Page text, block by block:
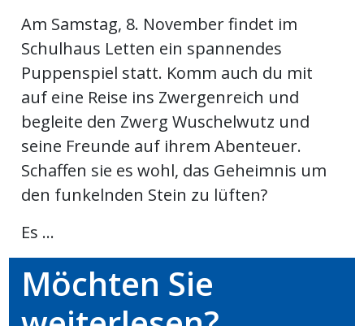
Am Samstag, 8. November findet im
Schulhaus Letten ein spannendes
Puppenspiel statt. Komm auch du mit
auf eine Reise ins Zwergenreich und
begleite den Zwerg Wuschelwutz und
seine Freunde auf ihrem Abenteuer.
Schaffen sie es wohl, das Geheimnis um
den funkelnden Stein zu lüften?
Es ...
Möchten Sie